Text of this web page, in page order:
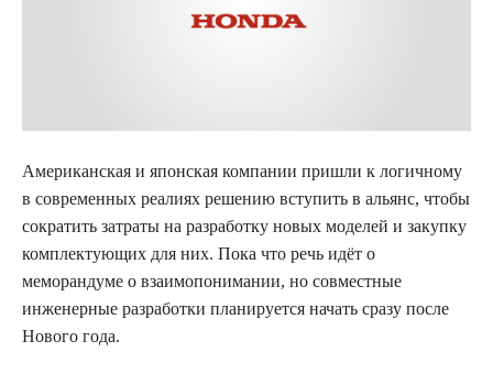
Американская и японская компании пришли к логичному
в современных реалиях решению вступить в альянс, чтобы
сократить затраты на разработку новых моделей и закупку
комплектующих для них. Пока что речь идёт о
меморандуме о взаимопонимании, но совместные
инженерные разработки планируется начать сразу после
Нового года.